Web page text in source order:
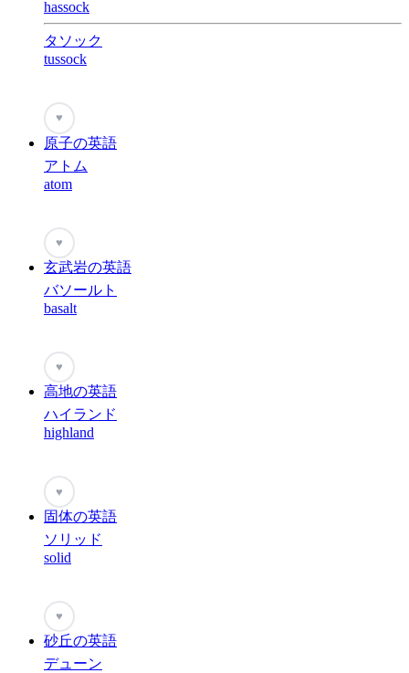
hassock
タソック
tussock
♥
原子の英語
アトム
atom
♥
玄武岩の英語
バソールト
basalt
♥
高地の英語
ハイランド
highland
♥
固体の英語
ソリッド
solid
♥
砂丘の英語
デューン